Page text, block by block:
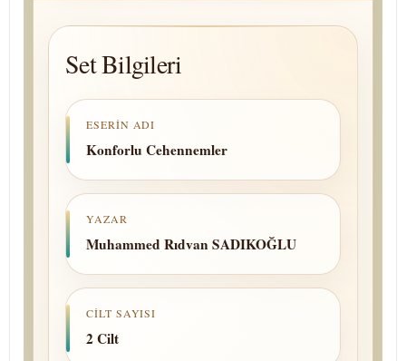
Set Bilgileri
ESERIN ADI
Konforlu Cehennemler
YAZAR
Muhammed Rıdvan SADIKOĞLU
CILT SAYISI
2 Cilt